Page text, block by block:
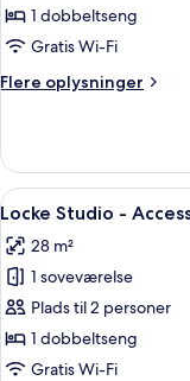
Studio
1 dobbeltseng
Gratis Wi-Fi
Flere oplysninger
Flere
Studio
Indlæs
alle
billeder
af
Locke
Studio
-
7
Locke Studio -
28 m²
1 soveværelse
Plads til 2 personer
1 dobbeltseng
Gratis Wi-Fi